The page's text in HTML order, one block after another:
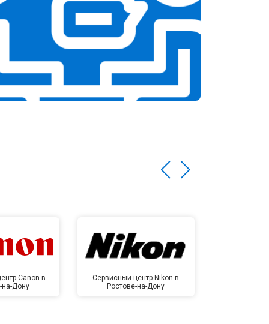
Canon в
на-Дону
Сервисный центр Nikon в
Ростове-на-Дону